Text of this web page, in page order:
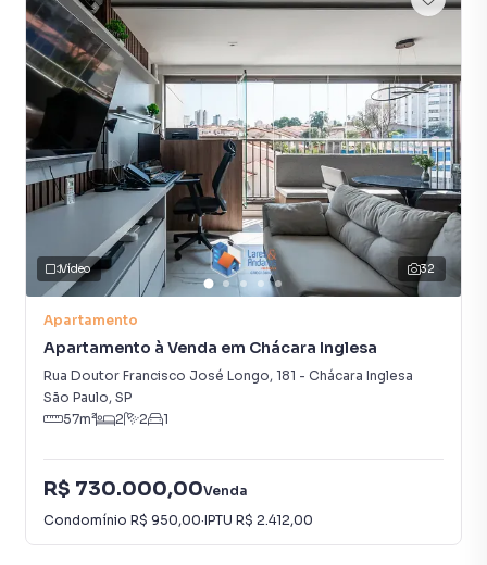
32
Vídeo
Apartamento
Apartamento à Venda em Chácara Inglesa
Rua Doutor Francisco José Longo, 181 - Chácara Inglesa
São Paulo, SP
57m² 2 2 1
R$ 730.000,00Venda
Condomínio R$ 950,00·IPTU R$ 2.412,00